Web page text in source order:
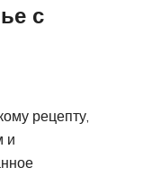
с
рецепту,
и